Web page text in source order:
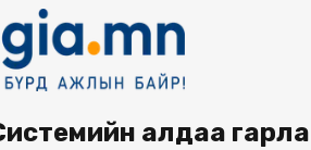
алдаа